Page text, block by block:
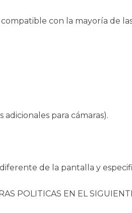
con la mayoría de
para cámaras).
de la pantalla y
POLITICAS EN EL